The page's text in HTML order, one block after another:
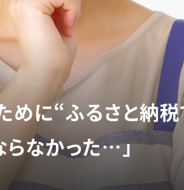
めに“ふるさと納
らなかった…」